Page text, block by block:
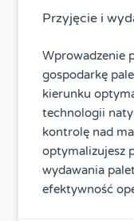
Przyjęcie i
Wprowadzenie
gospodarkę
kierunku
technologii
kontrolę nad
optymalizujesz
wydawania
efektywność